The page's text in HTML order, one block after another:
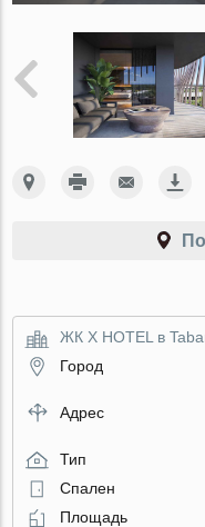
ЖК X HOTEL в
Город
Адрес
Тип
Спален
Площадь